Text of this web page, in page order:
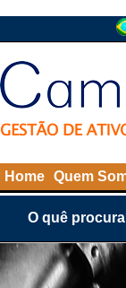
Home Quem
O quê